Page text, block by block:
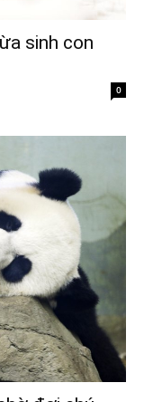
sinh con
0